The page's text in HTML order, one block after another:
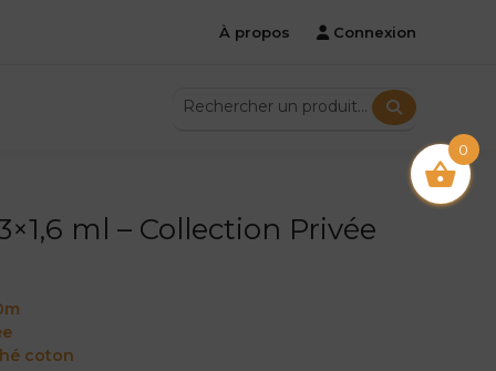
À propos Connexion
ml – Collection Privée
coton
0